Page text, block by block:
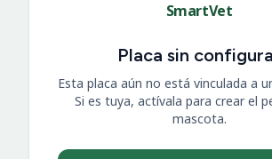
SmartVet
Placa sin
Esta placa aún no está vinculada a
Si es tuya, actívala para crear el
mascota.